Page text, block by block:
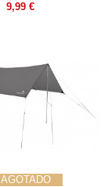
9,99 €
AGOTADO